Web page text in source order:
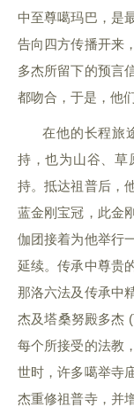
中至尊噶玛巴，是
告向四方传播开来
多杰所留下的预言
都吻合，于是，他
在他的长程旅
持，也为山谷、草
持。抵达祖普后，
蓝金刚宝冠，此金
伽团接着为他举行
延续。传承中尊贵
那洛六法及传承中
杰及塔桑努殿多杰
每个所接受的法教
世时，许多噶举寺
杰重修祖普寺，并